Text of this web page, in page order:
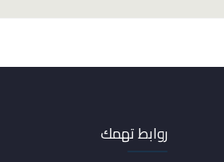
روابط تهمك